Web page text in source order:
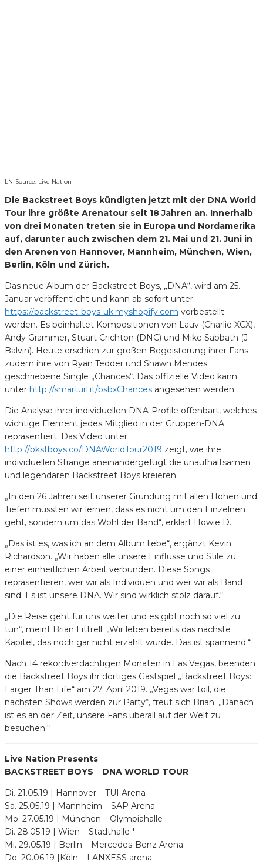
LN-Source: Live Nation
Die Backstreet Boys kündigten jetzt mit der DNA World
Tour ihre größte Arenatour seit 18 Jahren an. Innerhalb
von drei Monaten treten sie in Europa und Nordamerika
auf, darunter auch zwischen dem 21. Mai und 21. Juni in
den Arenen von Hannover, Mannheim, München, Wien,
Berlin, Köln und Zürich.
Das neue Album der Backstreet Boys, „DNA“, wird am 25.
Januar veröffentlicht und kann ab sofort unter
https://backstreet-boys-uk.myshopify.com vorbestellt
werden. Es beinhaltet Kompositionen von Lauv (Charlie XCX),
Andy Grammer, Stuart Crichton (DNC) und Mike Sabbath (J
Balvin). Heute erschien zur großen Begeisterung ihrer Fans
zudem ihre von Ryan Tedder und Shawn Mendes
geschriebene Single „Chances“. Das offizielle Video kann
unter http://smarturl.it/bsbxChances angesehen werden.
Die Analyse ihrer individuellen DNA-Profile offenbart, welches
wichtige Element jedes Mitglied in der Gruppen-DNA
repräsentiert. Das Video unter
http://bkstboys.co/DNAWorldTour2019 zeigt, wie ihre
individuellen Stränge aneinandergefügt die unaufhaltsamen
und legendären Backstreet Boys kreieren.
„In den 26 Jahren seit unserer Gründung mit allen Höhen und
Tiefen mussten wir lernen, dass es nicht um den Einzelnen
geht, sondern um das Wohl der Band“, erklärt Howie D.
„Das ist es, was ich an dem Album liebe“, ergänzt Kevin
Richardson. „Wir haben alle unsere Einflüsse und Stile zu
einer einheitlichen Arbeit verbunden. Diese Songs
repräsentieren, wer wir als Individuen und wer wir als Band
sind. Es ist unsere DNA. Wir sind wirklich stolz darauf.“
„Die Reise geht für uns weiter und es gibt noch so viel zu
tun“, meint Brian Littrell. „Wir leben bereits das nächste
Kapitel, das noch gar nicht erzählt wurde. Das ist spannend.“
Nach 14 rekordverdächtigen Monaten in Las Vegas, beenden
die Backstreet Boys ihr dortiges Gastspiel „Backstreet Boys:
Larger Than Life“ am 27. April 2019. „Vegas war toll, die
nächsten Shows werden zur Party“, freut sich Brian. „Danach
ist es an der Zeit, unsere Fans überall auf der Welt zu
besuchen.“
Live Nation Presents
BACKSTREET BOYS – DNA WORLD TOUR
Di. 21.05.19 | Hannover – TUI Arena
Sa. 25.05.19 | Mannheim – SAP Arena
Mo. 27.05.19 | München – Olympiahalle
Di. 28.05.19 | Wien – Stadthalle *
Mi. 29.05.19 | Berlin – Mercedes-Benz Arena
Do. 20.06.19 |Köln – LANXESS arena